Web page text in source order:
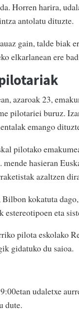
Horren harira,
antolatu dituzte.
gain, talde biak
elkarlanean ere
azaroak 23,
pilotariei buruz.
emango
pilotako
mende hasieran
azaltzen
Bilbon kokatuta
eta
pilota eskolako
gidatuko du saioa.
udaletxe
dute.